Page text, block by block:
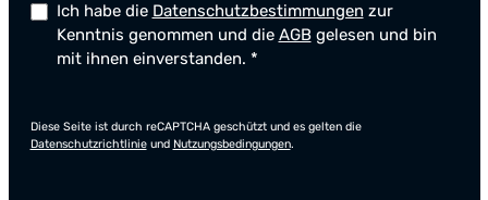
Ich habe die Datenschutzbestimmungen zur
Kenntnis genommen und die AGBgelesen und bin
mit ihnen einverstanden. *
Diese Seite ist durch reCAPTCHA geschützt und es gelten die
Datenschutzrichtlinieund Nutzungsbedingungen.